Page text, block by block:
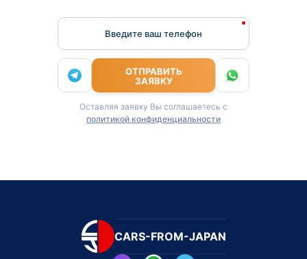
Введите ваш телефон
ОТПРАВИТЬ
ЗАЯВКУ
Оставляя заявку Вы соглашаетесь с
политикой конфиденциальности
CARS-FROM-JAPAN